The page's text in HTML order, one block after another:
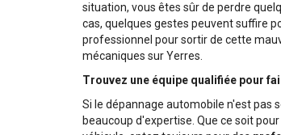
situation, vous êtes sûr de perdre
cas, quelques gestes peuvent suffire
professionnel pour sortir de cette
mécaniques sur Yerres.
Trouvez une équipe qualifiée pour
Si le dépannage automobile n'est pas
beaucoup d'expertise. Que ce soit